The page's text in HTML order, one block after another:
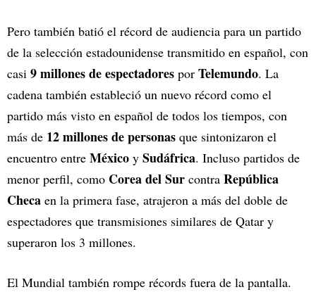
Pero también batió el récord de audiencia para un partido
de la selección estadounidense transmitido en español, con
casi 9 millones de espectadores por Telemundo. La
cadena también estableció un nuevo récord como el
partido más visto en español de todos los tiempos, con
más de 12 millones de personas que sintonizaron el
encuentro entre México y Sudáfrica. Incluso partidos de
menor perfil, como Corea del Sur contra República
Checa en la primera fase, atrajeron a más del doble de
espectadores que transmisiones similares de Qatar y
superaron los 3 millones.
El Mundial también rompe récords fuera de la pantalla.